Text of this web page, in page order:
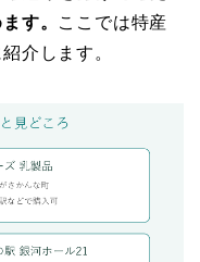
す。 ここでは特産
介します。